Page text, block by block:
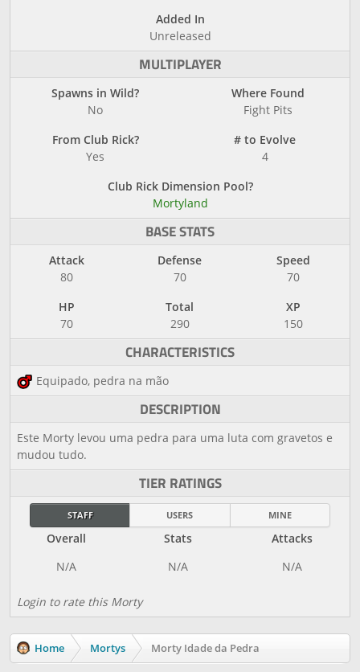
Added In
Unreleased
MULTIPLAYER
Spawns in Wild?
No
Where Found
Fight Pits
From Club Rick?
Yes
# to Evolve
4
Club Rick Dimension Pool?
Mortyland
BASE STATS
Attack
80
Defense
70
Speed
70
HP
70
Total
290
XP
150
CHARACTERISTICS
Equipado, pedra na mão
DESCRIPTION
Este Morty levou uma pedra para uma luta com gravetos e
mudou tudo.
TIER RATINGS
STAFF USERS MINE
Overall Stats Attacks
Login to rate this Morty
Home Mortys Morty Idade da Pedra